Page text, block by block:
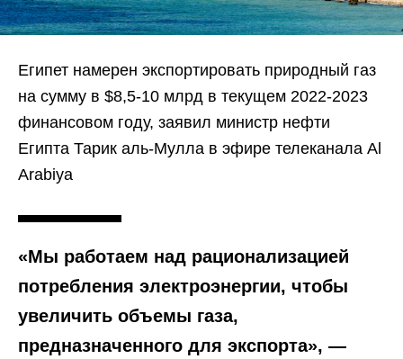
Египет намерен экспортировать природный газ
на сумму в $8,5-10 млрд в текущем 2022-2023
финансовом году, заявил министр нефти
Египта Тарик аль-Мулла в эфире телеканала Al
Arabiya
«Мы работаем над рационализацией
потребления электроэнергии, чтобы
увеличить объемы газа,
предназначенного для экспорта», —